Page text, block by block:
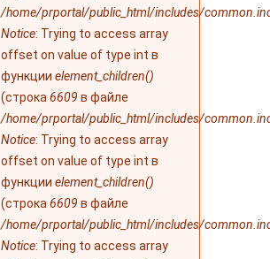
/home/prportal/public_html/includes/
Notice: Trying to access array
offset on value of type int в
функции element_children()
(строка 6609 в файле
/home/prportal/public_html/includes/
Notice: Trying to access array
offset on value of type int в
функции element_children()
(строка 6609 в файле
/home/prportal/public_html/includes/
Notice: Trying to access array